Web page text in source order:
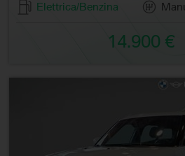
Elettrica/Benzina
14.900 €